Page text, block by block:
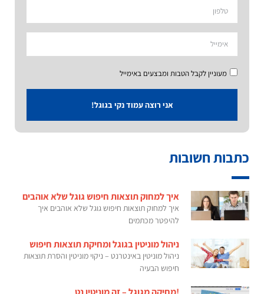
מעוניין לקבל הטבות ומבצעים באימייל
אני רוצה עמוד נקי בגוגל!
כתבות חשובות
איך למחוק תוצאות חיפוש גוגל שלא אוהבים
איך למחוק תוצאות חיפוש גוגל שלא אוהבים איך
להיפטר מכתמים
ניהול מוניטין בגוגל ומחיקת תוצאות חיפוש
ניהול מוניטין באינטרנט – ניקוי מוניטין והסרת תוצאות
חיפוש הבעיה